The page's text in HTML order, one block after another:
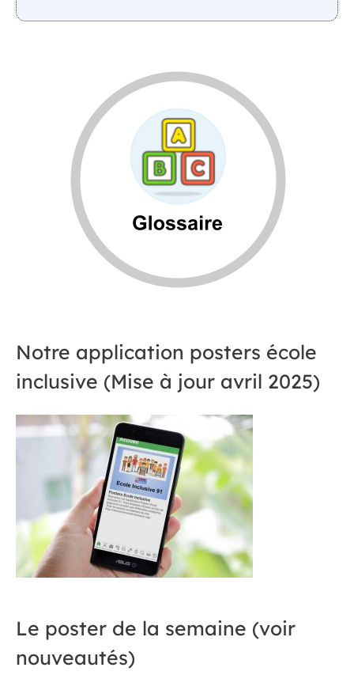
Notre application posters école
inclusive (Mise à jour avril 2025)
Le poster de la semaine (voir
nouveautés)